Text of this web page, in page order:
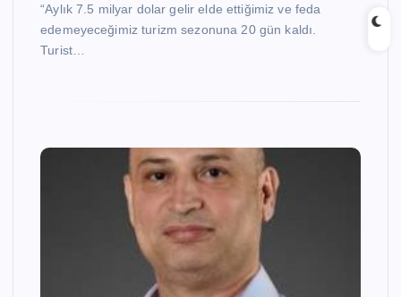
“Aylık 7.5 milyar dolar gelir elde ettiğimiz ve feda
edemeyeceğimiz turizm sezonuna 20 gün kaldı.
Turist…